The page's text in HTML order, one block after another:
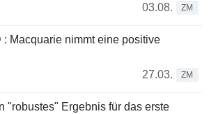
03.08.
ZM
: Macquarie nimmt eine positive
27.03.
ZM
"robustes" Ergebnis für das erste